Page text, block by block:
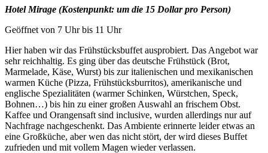
Hotel Mirage (Kostenpunkt: um die 15 Dollar pro Person)
Geöffnet von 7 Uhr bis 11 Uhr
Hier haben wir das Frühstücksbuffet ausprobiert. Das Angebot war
sehr reichhaltig. Es ging über das deutsche Frühstück (Brot,
Marmelade, Käse, Wurst) bis zur italienischen und mexikanischen
warmen Küche (Pizza, Frühstücksburritos), amerikanische und
englische Spezialitäten (warmer Schinken, Würstchen, Speck,
Bohnen…) bis hin zu einer großen Auswahl an frischem Obst.
Kaffee und Orangensaft sind inclusive, wurden allerdings nur auf
Nachfrage nachgeschenkt. Das Ambiente erinnerte leider etwas an
eine Großküche, aber wen das nicht stört, der wird dieses Buffet
zufrieden und mit vollem Magen wieder verlassen.